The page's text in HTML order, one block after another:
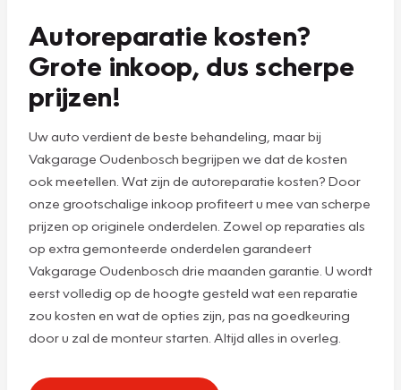
Autoreparatie kosten?
Grote inkoop, dus scherpe
prijzen!
Uw auto verdient de beste behandeling, maar bij
Vakgarage Oudenbosch begrijpen we dat de kosten
ook meetellen. Wat zijn de autoreparatie kosten? Door
onze grootschalige inkoop profiteert u mee van scherpe
prijzen op originele onderdelen. Zowel op reparaties als
op extra gemonteerde onderdelen garandeert
Vakgarage Oudenbosch drie maanden garantie. U wordt
eerst volledig op de hoogte gesteld wat een reparatie
zou kosten en wat de opties zijn, pas na goedkeuring
door u zal de monteur starten. Altijd alles in overleg.